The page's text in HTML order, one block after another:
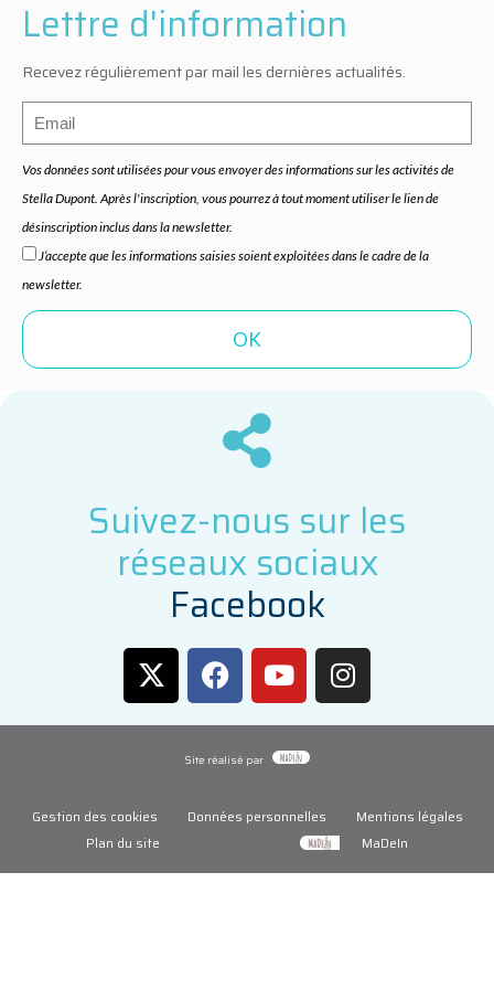
Lettre d'information
Recevez régulièrement par mail les dernières actualités.
Vos données sont utilisées pour vous envoyer des informations sur les activités de
Stella Dupont. Après l'inscription, vous pourrez à tout moment utiliser le lien de
désinscription inclus dans la newsletter.
J’accepte que les informations saisies soient exploitées dans le cadre de la
newsletter.
Suivez-nous sur les
réseaux sociaux
Facebook
Site réalisé par
Gestion des cookies Données personnelles
Mentions légales
Plan du site
MaDeIn